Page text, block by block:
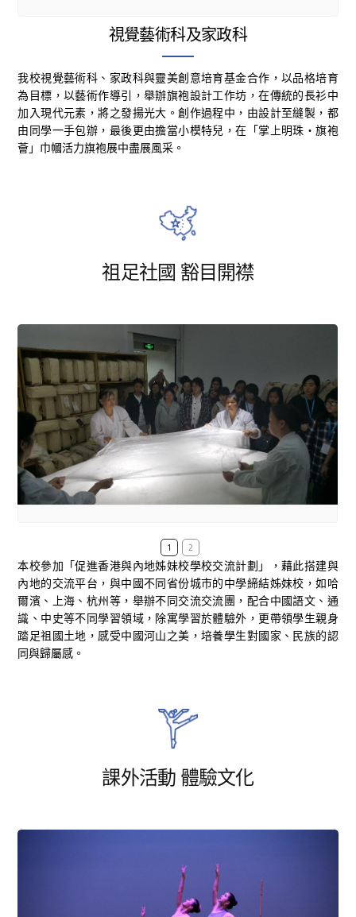
視覺藝術科及家政科
我校視覺藝術科、家政科與靈美創意培育基金合作，以品格培育
為目標，以藝術作導引，舉辦旗袍設計工作坊，在傳統的長衫中
加入現代元素，將之發揚光大。創作過程中，由設計至縫製，都
由同學一手包辦，最後更由擔當小模特兒，在「掌上明珠‧旗袍
薈」巾幗活力旗袍展中盡展風采。
祖足社國 豁目開襟
1 2
本校參加「促進香港與內地姊妹校學校交流計劃」，藉此搭建與
內地的交流平台，與中國不同省份城市的中學締結姊妹校，如哈
爾濱、上海、杭州等，舉辦不同交流交流團，配合中國語文、通
識、中史等不同學習領域，除寓學習於體驗外，更帶領學生親身
踏足祖國土地，感受中國河山之美，培養學生對國家、民族的認
同與歸屬感。
課外活動 體驗文化